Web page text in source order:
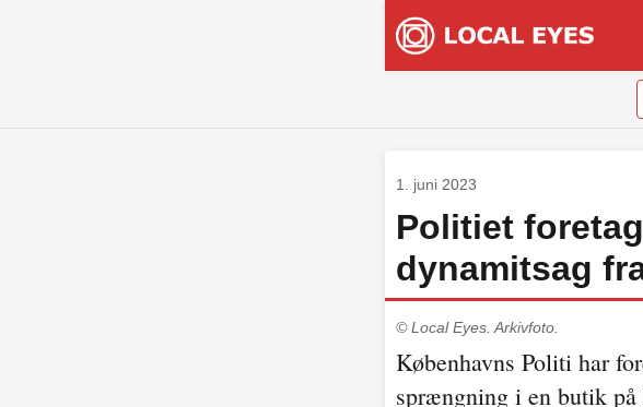
1. juni 2023
Politiet
dynamitsag
© Local Eyes. Arkivfoto.
Københavns Politi har
sprængning i en butik